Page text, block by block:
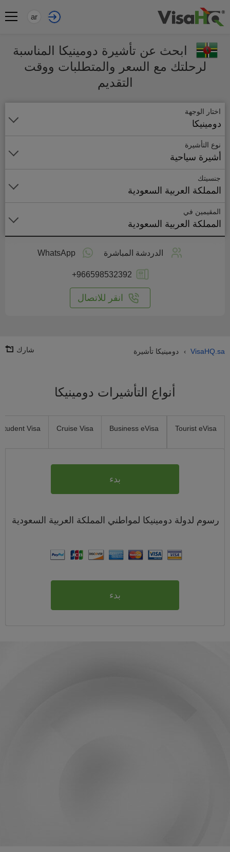
ar
ابحث عن تأشيرة دومينيكا المناسبة
لرحلتك مع السعر والمتطلبات ووقت
التقديم
اختار الوجهة
دومينيكا
نوع التأشيرة
أشيرة سياحية
جنسيتك
المملكة العربية السعودية
المقيمين في
المملكة العربية السعودية
الدردشة المباشرة WhatsApp
+966598532392
انقر للاتصال
VisaHQ.sa
› دومينيكا تأشيرة شارك
أنواع التأشيرات دومينيكا
Tourist eVisa
Business eVisa
Cruise Visa
Student Visa
بدء
رسوم لدولة دومينيكا لمواطني المملكة العربية السعودية
بدء